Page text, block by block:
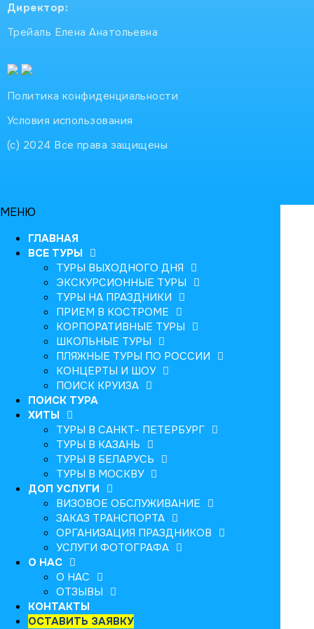
Директор:
Трейаль Елена Анатольевна
Политика конфиденциальности
Условия использования
(с) 2024 Все права защищены
МЕНЮ
ГЛАВНАЯ
ВСЕ ТУРЫ
ТУРЫ ВЫХОДНОГО ДНЯ
ЭКСКУРСИОННЫЕ ТУРЫ
ТУРЫ НА ПРАЗДНИКИ
ПРИЕМ В КОСТРОМЕ
КОРПОРАТИВНЫЕ ТУРЫ
ШКОЛЬНЫЕ ТУРЫ
ПЛЯЖНЫЕ ТУРЫ ПО РОССИИ
КОНЦЕРТЫ И ШОУ
ПОИСК КРУИЗА
ПОИСК ТУРА
ХИТЫ
ТУРЫ В САНКТ- ПЕТЕРБУРГ
ТУРЫ В КАЗАНЬ
ТУРЫ В БЕЛАРУСЬ
ТУРЫ В МОСКВУ
ДОП УСЛУГИ
ВИЗОВОЕ ОБСЛУЖИВАНИЕ
ЗАКАЗ ТРАНСПОРТА
ОРГАНИЗАЦИЯ ПРАЗДНИКОВ
УСЛУГИ ФОТОГРАФА
О НАС
О НАС
ОТЗЫВЫ
КОНТАКТЫ
ОСТАВИТЬ ЗАЯВКУ